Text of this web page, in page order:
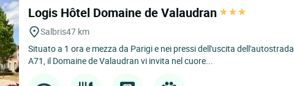
Logis Hôtel Domaine de Valaudran
Salbris47 km
Situato a 1 ora e mezza da Parigi e nei pressi dell'uscita dell'autostrada
A71, il Domaine de Valaudran vi invita nel cuore...